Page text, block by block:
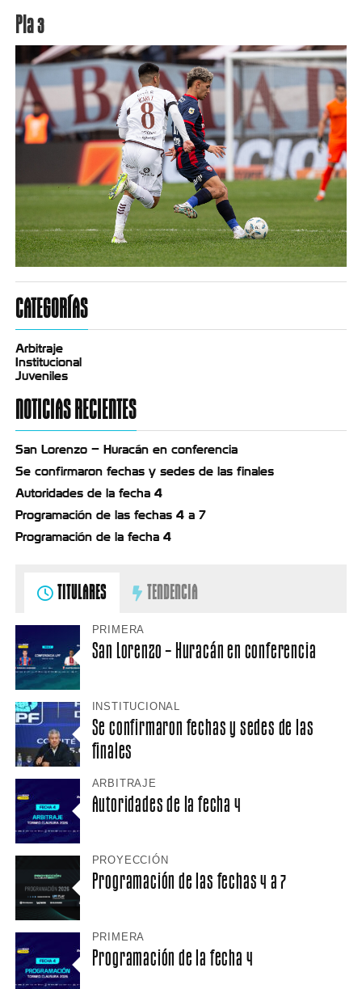
Pla 3
CATEGORÍAS
Arbitraje
Institucional
Juveniles
NOTICIAS RECIENTES
San Lorenzo – Huracán en conferencia
Se confirmaron fechas y sedes de las finales
Autoridades de la fecha 4
Programación de las fechas 4 a 7
Programación de la fecha 4
TITULARES TENDENCIA
PRIMERA
San Lorenzo – Huracán en conferencia
INSTITUCIONAL
Se confirmaron fechas y sedes de las
finales
ARBITRAJE
Autoridades de la fecha 4
PROYECCIÓN
Programación de las fechas 4 a 7
PRIMERA
Programación de la fecha 4